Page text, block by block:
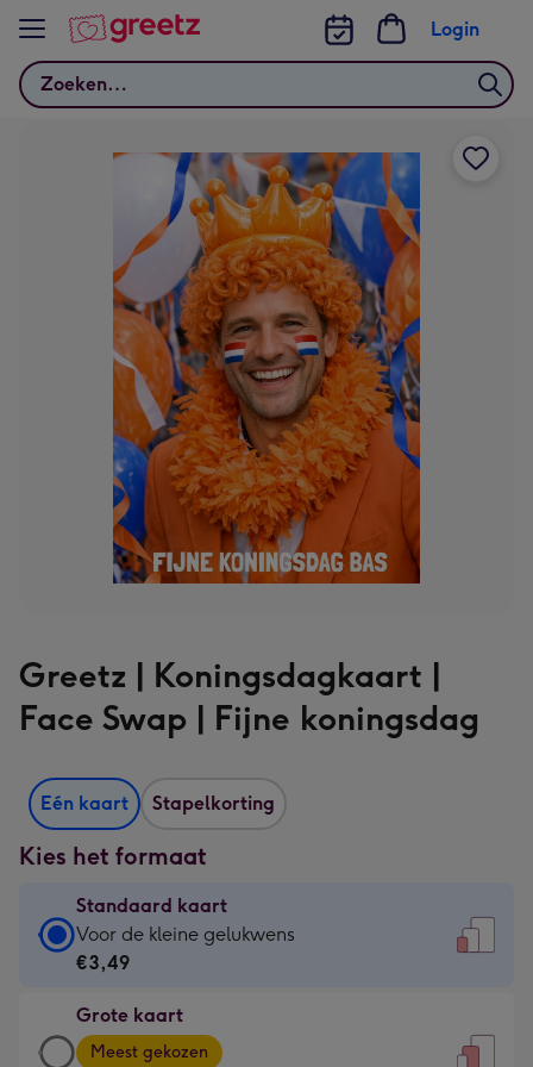
Bekijk meer
Zoeken
Login
Greetz | Koningsdagkaart |
Face Swap | Fijne koningsdag
Eén kaart Stapelkorting
Kies het formaat
Standaard kaart
Standaard
kaart
€3,49
-
Voor de kleine gelukwens
€3,49
Grote kaart
Grote
Meest gekozen